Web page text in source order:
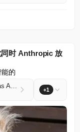
时 Anthropic 放
的
OpenAI pledges to add Astra security as Anthropic loosens Fable's leash +1